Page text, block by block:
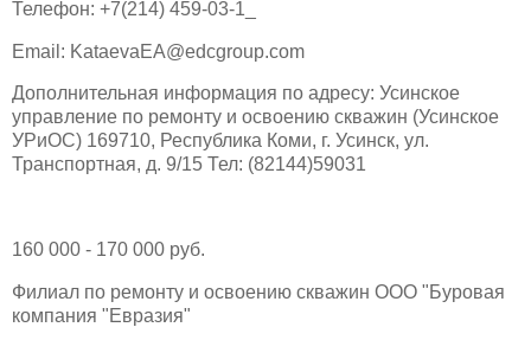
Телефон: +7(214) 459-03-1_
Email: KataevaEA@edcgroup.com
Дополнительная информация по адресу: Усинское
управление по ремонту и освоению скважин (Усинское
УРиОС) 169710, Республика Коми, г. Усинск, ул.
Транспортная, д. 9/15 Тел: (82144)59031
160 000 - 170 000 руб.
Филиал по ремонту и освоению скважин ООО "Буровая
компания "Евразия"